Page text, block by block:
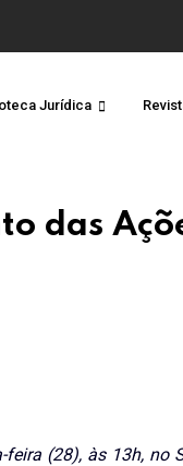
Jurídica
das
(28), às 13h, no